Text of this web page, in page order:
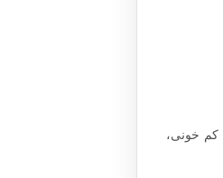
کم خونی،